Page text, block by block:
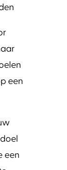
een
een